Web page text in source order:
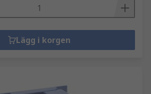
Lägg i korgen